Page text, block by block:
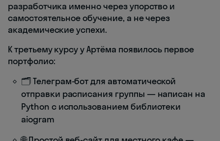
разработчика именно через упорство и
самостоятельное обучение, а не через
академические успехи.
К третьему курсу у Артёма появилось первое
портфолио:
🗂️ Телеграм-бот для автоматической
отправки расписания группы — написан на
Python с использованием библиотеки
aiogram